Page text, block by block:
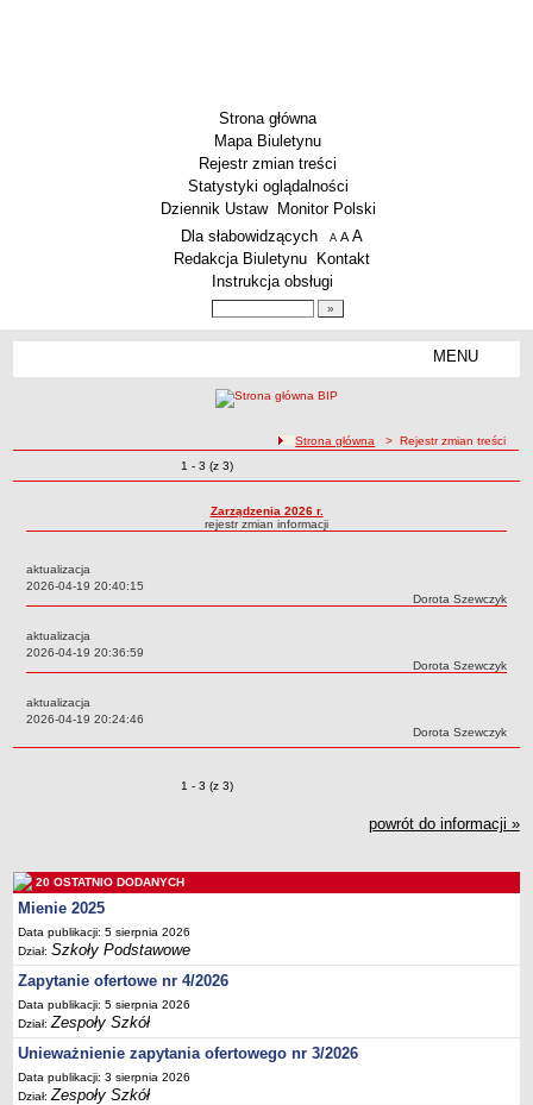
Strona główna
Mapa Biuletynu
Rejestr zmian treści
Statystyki oglądalności
Dziennik Ustaw
Monitor Polski
Menu dodatkowe
Dla słabowidzących A pomniejsz czcionkę
A standardowy rozmiar czcionki
A
Redakcja Biuletynu
Kontakt
Instrukcja obsługi
MENU
Techniczne Zakłady Naukowe
PRZEDSZKOLA
ARCHIWUM SZKÓŁ I PLACÓWEK
Zlikwidowane gimnazja
Przekształcone szkoły i placówki
Wielofunkcyjna Placówka
SPECJALNE OŚRODKI SZKOLNO-WYCHOWAWCZE
Specjalny Ośrodek nr 1
Majątek
Godziny dyżurów
Ogłoszenie
Zarządzenia
Kontrole
Rejestry, ewidencje, archiwa
Sprawozdania
Deklaracja dostępności
ścieżka nawigacji
Strona główna > Rejestr zmian treści
Zmiany o pozycjach
1 - 3 (z 3)
Zarządzenia 2026 r.
rejestr zmian informacji
aktualizacja
Data:
2026-04-19 20:40:15
Autor:
Dorota Szewczyk
aktualizacja
Data:
2026-04-19 20:36:59
Autor:
Dorota Szewczyk
aktualizacja
Data:
2026-04-19 20:24:46
Autor:
Dorota Szewczyk
Zmiany o pozycjach
1 - 3 (z 3)
powrót do informacji »
20 OSTATNIO DODANYCH
Mienie 2025
Data publikacji: 5 sierpnia 2026
Dział:Szkoły Podstawowe
Zapytanie ofertowe nr 4/2026
Data publikacji: 5 sierpnia 2026
Dział:Zespoły Szkół
Unieważnienie zapytania ofertowego nr 3/2026
Data publikacji: 3 sierpnia 2026
Dział:Zespoły Szkół